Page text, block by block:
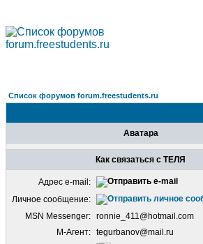
Список форумов forum.freestudents.ru
Аватара
Как связаться с ТЕЛЯ
Адрес e-mail:
Личное сообщение:
MSN Messenger: ronnie_411@hotmail.com
М-Агент: tegurbanov@mail.ru